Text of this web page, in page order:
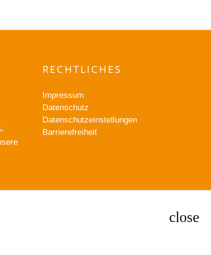
RECHTLICHES
Impressum
Datenschutz
Datenschutzeinstellungen
Barrierefreiheit